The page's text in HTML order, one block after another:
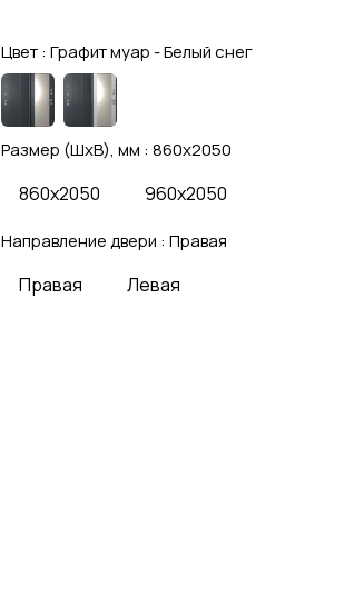
Цвет : Графит муар - Белый снег
Размер (ШхВ), мм : 860x2050
860x2050 960x2050
Направление двери : Правая
Правая Левая